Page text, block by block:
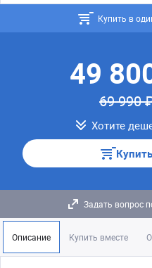
Купить в
49
69 990
Хотите
Купить
Задать вопрос
Описание Купить вместе